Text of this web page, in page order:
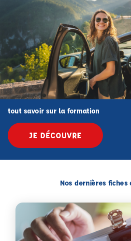
tout savoir sur la formation
JE DÉCOUVRE
Nos dernières fiches